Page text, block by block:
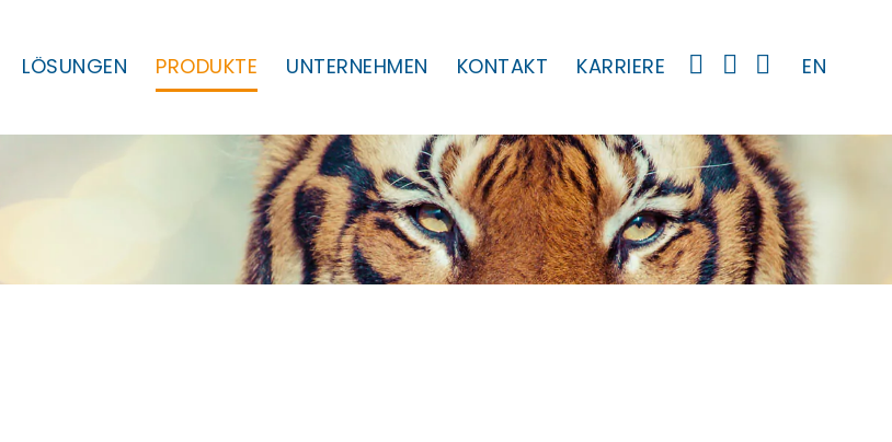
LÖSUNGEN PRODUKTE UNTERNEHMEN KONTAKT KARRIERE EN